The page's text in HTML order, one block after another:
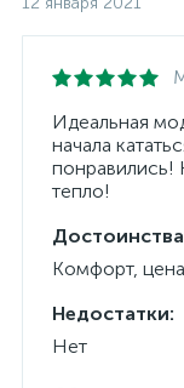
Идеальная
начала
понравились!
тепло!
Комфорт, цена
Недостатки:
Нет